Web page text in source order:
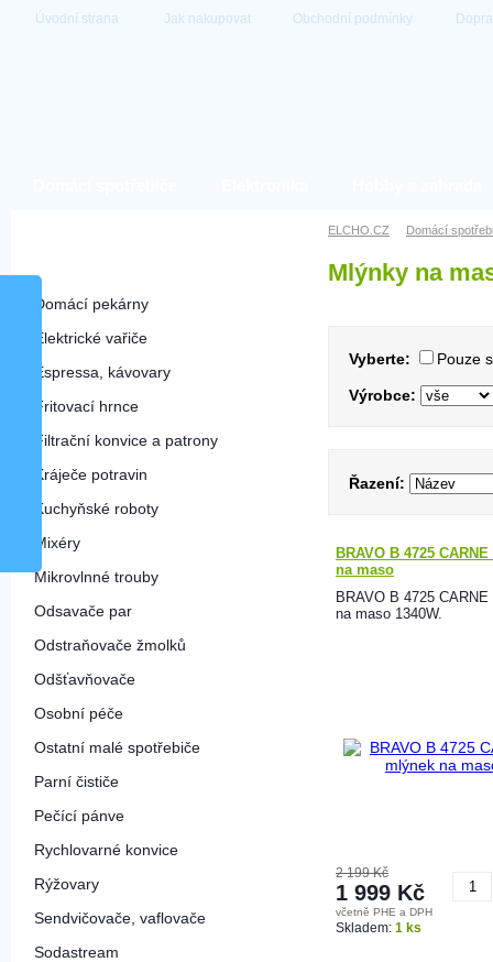
Úvodní strana Jak nakupovat Obchodní podmínky
Domácí pekárny
Elektrické vařiče
Espressa, kávovary
Fritovací hrnce
Filtrační konvice a patrony
Kráječe potravin
Kuchyňské roboty
Mixéry
Mikrovlnné trouby
Odsavače par
Odstraňovače žmolků
Odšťavňovače
Osobní péče
Ostatní malé spotřebiče
Parní čističe
Pečící pánve
Rychlovarné konvice
Rýžovary
Sendvičovače, vaflovače
Sodastream
ELCHO.CZ Domácí
Mlýnky na
Vyberte: Pouze
Výrobce:
Řazení:
BRAVO B 4725
na maso
BRAVO B 4725
na maso 1340W.
2 199 Kč
1 999 Kč
včetně PHE a DPH
Skladem: 1 ks